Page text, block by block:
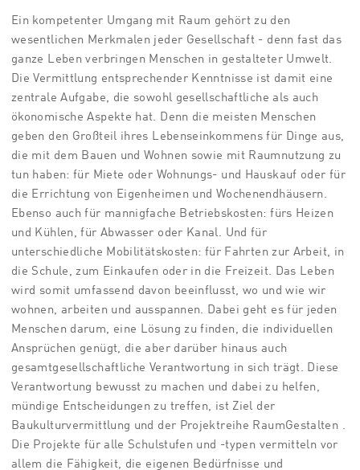
Ein kompetenter Umgang mit Raum gehört zu den
wesentlichen Merkmalen jeder Gesellschaft - denn fast das
ganze Leben verbringen Menschen in gestalteter Umwelt.
Die Vermittlung entsprechender Kenntnisse ist damit eine
zentrale Aufgabe, die sowohl gesellschaftliche als auch
ökonomische Aspekte hat. Denn die meisten Menschen
geben den Großteil ihres Lebenseinkommens für Dinge aus,
die mit dem Bauen und Wohnen sowie mit Raumnutzung zu
tun haben: für Miete oder Wohnungs- und Hauskauf oder für
die Errichtung von Eigenheimen und Wochenendhäusern.
Ebenso auch für mannigfache Betriebskosten: fürs Heizen
und Kühlen, für Abwasser oder Kanal. Und für
unterschiedliche Mobilitätskosten: für Fahrten zur Arbeit, in
die Schule, zum Einkaufen oder in die Freizeit. Das Leben
wird somit umfassend davon beeinflusst, wo und wie wir
wohnen, arbeiten und ausspannen. Dabei geht es für jeden
Menschen darum, eine Lösung zu finden, die individuellen
Ansprüchen genügt, die aber darüber hinaus auch
gesamtgesellschaftliche Verantwortung in sich trägt. Diese
Verantwortung bewusst zu machen und dabei zu helfen,
mündige Entscheidungen zu treffen, ist Ziel der
Baukulturvermittlung und der Projektreihe RaumGestalten .
Die Projekte für alle Schulstufen und -typen vermitteln vor
allem die Fähigkeit, die eigenen Bedürfnisse und